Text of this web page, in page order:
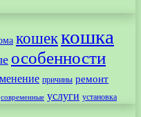
кошеккошка
особенности
причины ремонт
современные услуги установка